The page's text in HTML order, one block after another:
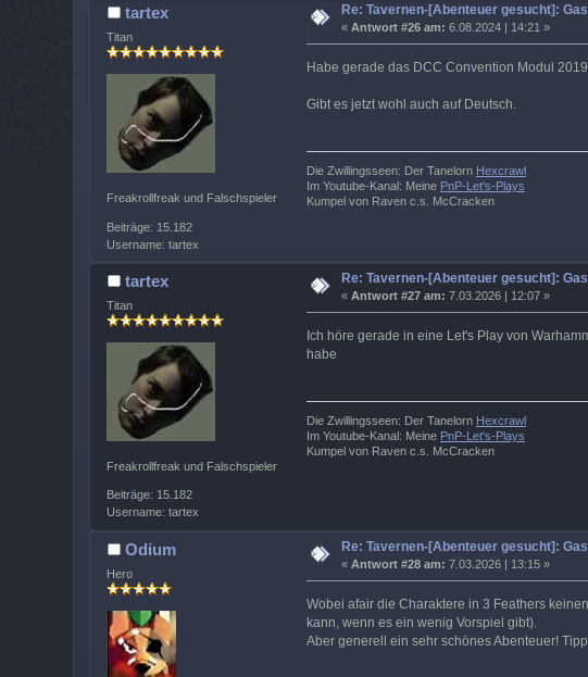
tartex
Titan
Freakrollfreak und Falschspieler
Beiträge: 15.182
Username: tartex
Re: Tavernen-[Abenteuer gesucht]:
«Antwort #26 am: 6.08.2024 | 14:21 »
Habe gerade das DCC Convention Modul
Gibt es jetzt wohl auch auf Deutsch.
Die Zwillingsseen: Der Tanelorn Hexcrawl
Im Youtube-Kanal: Meine PnP-Let's-Plays
Kumpel von Raven c.s. McCracken
tartex
Titan
Freakrollfreak und Falschspieler
Beiträge: 15.182
Username: tartex
Re: Tavernen-[Abenteuer gesucht]:
«Antwort #27 am: 7.03.2026 | 12:07 »
Ich höre gerade in eine Let's Play von
habe
Die Zwillingsseen: Der Tanelorn Hexcrawl
Im Youtube-Kanal: Meine PnP-Let's-Plays
Kumpel von Raven c.s. McCracken
Odium
Hero
Re: Tavernen-[Abenteuer gesucht]:
«Antwort #28 am: 7.03.2026 | 13:15 »
Wobei afair die Charaktere in 3 Feathers
kann, wenn es ein wenig Vorspiel gibt).
Aber generell ein sehr schönes Abenteuer!